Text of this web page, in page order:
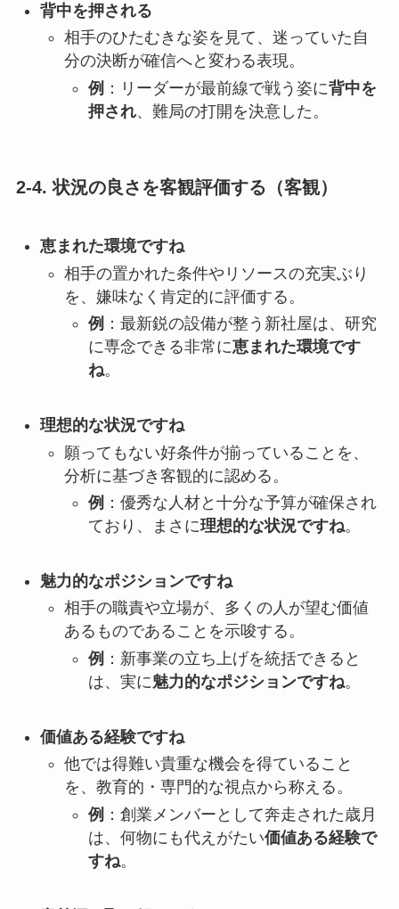
背中を押される
相手のひたむきな姿を見て、迷っていた自
分の決断が確信へと変わる表現。
例 ：リーダーが最前線で戦う姿に背中を
押され、難局の打開を決意した。
2-4. 状況の良さを客観評価する（客観）
恵まれた環境ですね
相手の置かれた条件やリソースの充実ぶり
を、嫌味なく肯定的に評価する。
例 ：最新鋭の設備が整う新社屋は、研究
に専念できる非常に恵まれた環境です
ね。
理想的な状況ですね
願ってもない好条件が揃っていることを、
分析に基づき客観的に認める。
例 ：優秀な人材と十分な予算が確保され
ており、まさに理想的な状況ですね。
魅力的なポジションですね
相手の職責や立場が、多くの人が望む価値
あるものであることを示唆する。
例 ：新事業の立ち上げを統括できると
は、実に魅力的なポジションですね。
価値ある経験ですね
他では得難い貴重な機会を得ていること
を、教育的・専門的な視点から称える。
例 ：創業メンバーとして奔走された歳月
は、何物にも代えがたい価値ある経験で
すね。